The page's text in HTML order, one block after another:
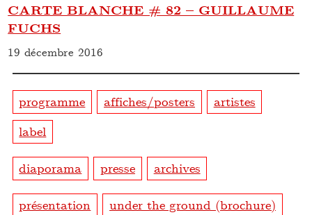
CARTE BLANCHE # 82 – GUILLAUME
FUCHS
19 décembre 2016
programme affiches/posters
artistes
label
diaporama presse archives
présentation
under the ground (brochure)